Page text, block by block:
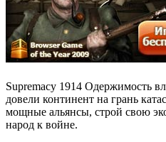
Supremacy 1914 Одержимость
довели континент на грань
мощные альянсы, строй свою
народ к войне.